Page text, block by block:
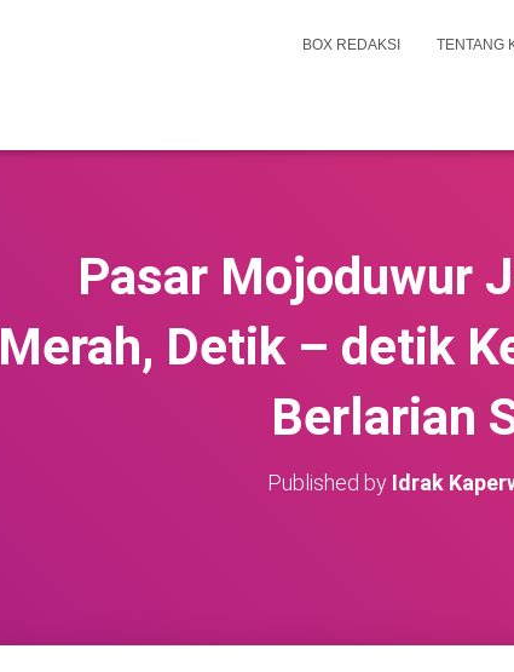
BOX REDAKSI TENTANG
Pasar Mojoduwur
Merah, Detik – detik
Berlarian
Published by Idrak